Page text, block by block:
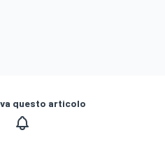
questo articolo